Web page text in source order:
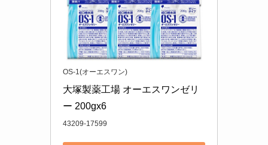
OS-1(オーエスワン)
大塚製薬工場 オーエスワンゼリ
ー 200gx6
43209-17599